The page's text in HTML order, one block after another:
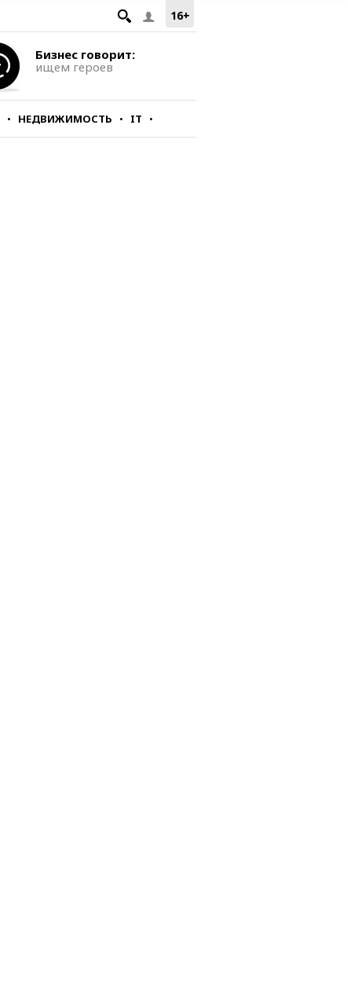
16+
Бизнес говорит:
ищем героев
НЕДВИЖИМОСТЬ IT